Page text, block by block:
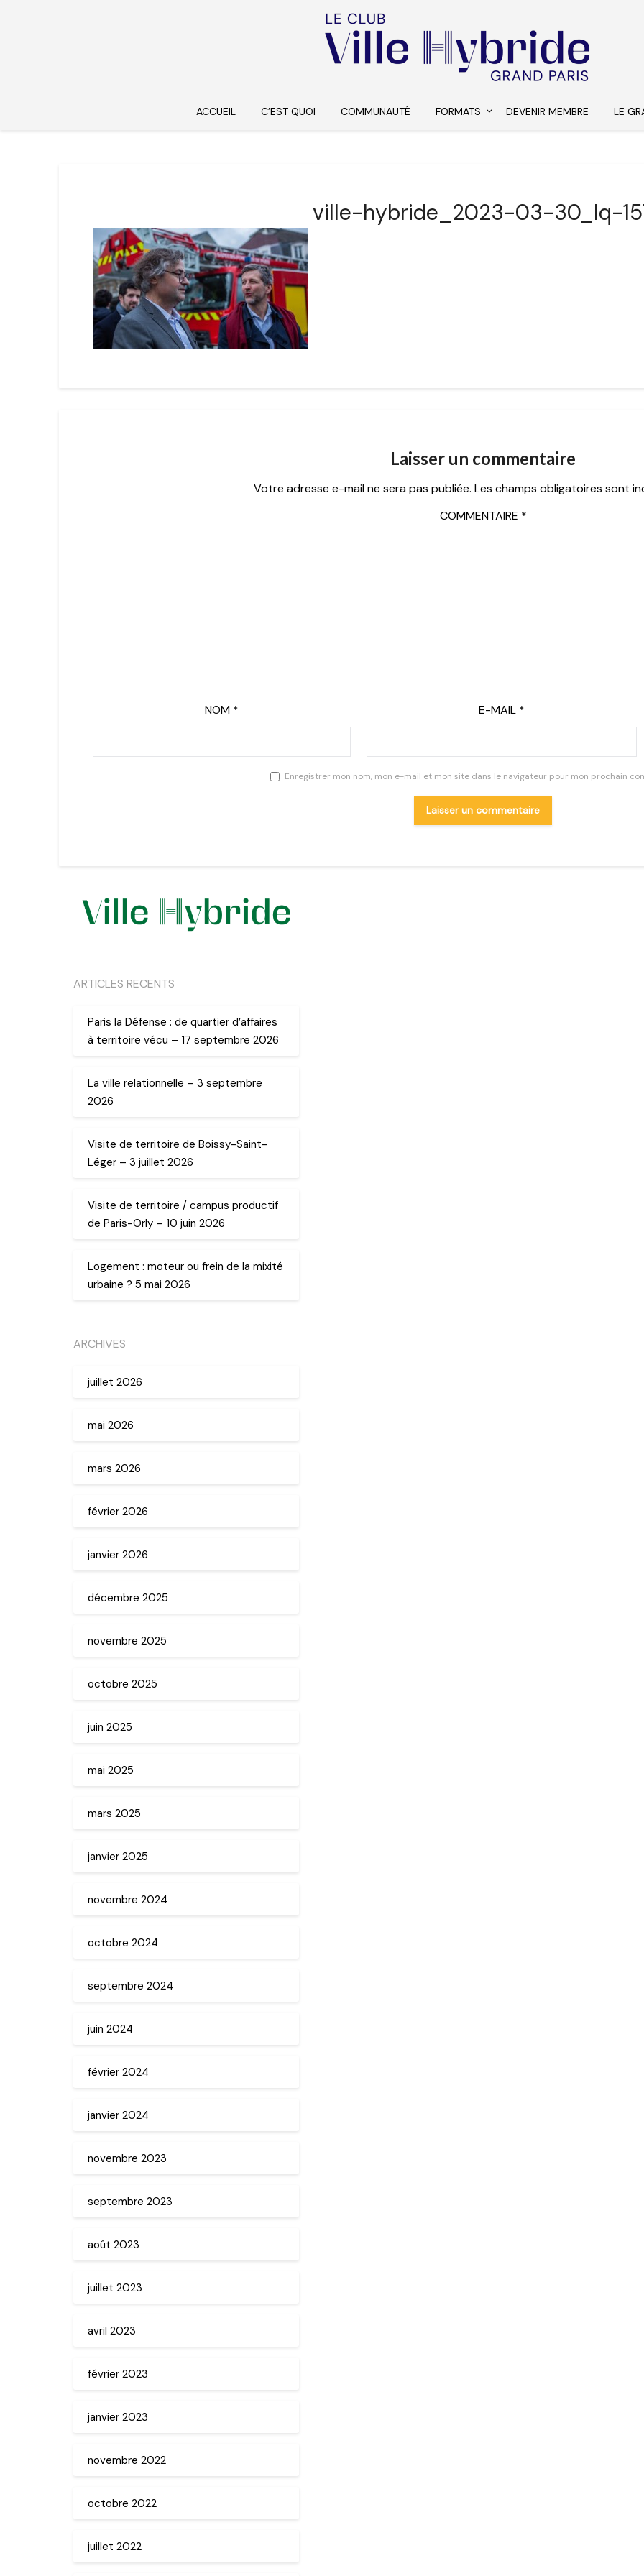
ACCUEIL C’EST QUOI COMMUNAUTÉ FORMATS DEVENIR MEMBRE LE
ville-hybride_2023-03-30_lq-
Laisser un commentaire
Votre adresse e-mail ne sera pas publiée. Les champs obligatoires sont
COMMENTAIRE *
NOM * E-MAIL *
Enregistrer mon nom, mon e-mail et mon site dans le navigateur pour mon prochain
ARTICLES RECENTS
Paris la Défense : de quartier d’affaires
à territoire vécu – 17 septembre 2026
La ville relationnelle – 3 septembre
2026
Visite de territoire de Boissy-Saint-
Léger – 3 juillet 2026
Visite de territoire / campus productif
de Paris-Orly – 10 juin 2026
Logement : moteur ou frein de la mixité
urbaine ? 5 mai 2026
ARCHIVES
juillet 2026
mai 2026
mars 2026
février 2026
janvier 2026
décembre 2025
novembre 2025
octobre 2025
juin 2025
mai 2025
mars 2025
janvier 2025
novembre 2024
octobre 2024
septembre 2024
juin 2024
février 2024
janvier 2024
novembre 2023
septembre 2023
août 2023
juillet 2023
avril 2023
février 2023
janvier 2023
novembre 2022
octobre 2022
juillet 2022